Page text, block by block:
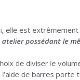
elle est extrêmement
atelier possédant le
de diviser le
de barres porte